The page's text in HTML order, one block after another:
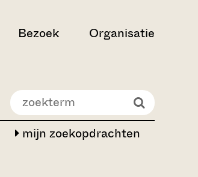
Bezoek Organisatie
mijn zoekopdrachten